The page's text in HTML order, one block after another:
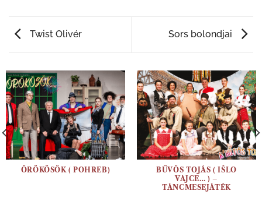
Twist Olivér Sors bolondjai
ÖRÖKÖSÖK ( POHREB)
BŰVÖS TOJÁS ( IŠLO
VAJCE… ) –
TÁNCMESEJÁTÉK